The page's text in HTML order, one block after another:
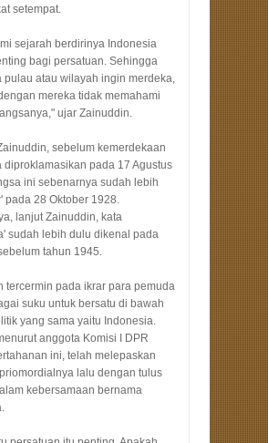
setempat.
sejarah berdirinya Indonesia
bagi persatuan. Sehingga
pulau atau wilayah ingin merdeka,
mereka tidak memahami
ujar Zainuddin.
sebelum kemerdekaan
diproklamasikan pada 17 Agustus
ini sebenarnya sudah lebih
pada 28 Oktober 1928.
lanjut Zainuddin, kata
sudah lebih dulu dikenal pada
tahun 1945.
tercermin pada ikrar para pemuda
suku untuk bersatu di bawah
yang sama yaitu Indonesia.
anggota Komisi I DPR
ini, telah melepaskan
lalu dengan tulus
kebersamaan bernama